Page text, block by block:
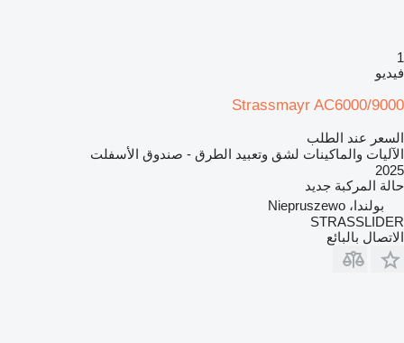
1
فيديو
Strassmayr AC6000/9000
السعر عند الطلب
الآليات والماكينات لشق وتعبيد الطرق - صندوق الأسفلت
2025
حالة المركبة جديد
بولندا، Niepruszewo
STRASSLIDER
الاتصال بالبائع